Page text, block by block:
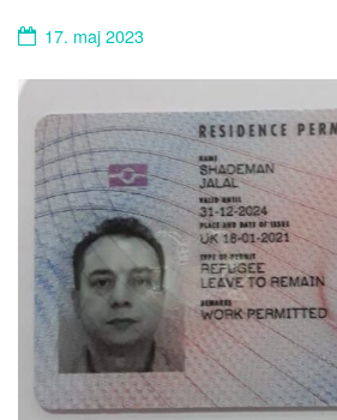
17. maj 2023